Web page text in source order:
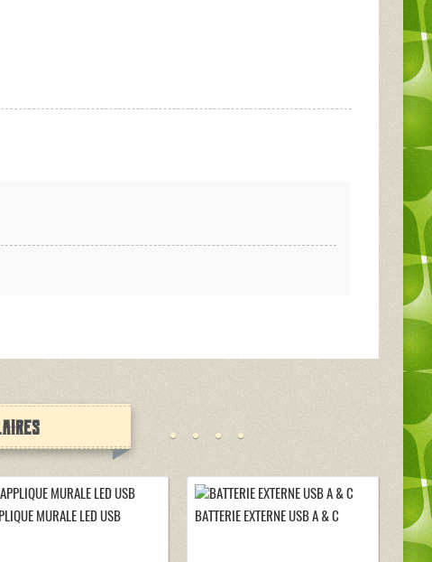
MURALE LED USB BATTERIE EXTERNE USB A & C